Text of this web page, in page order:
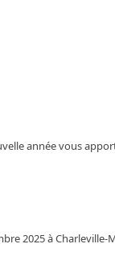
année vous
2025 à